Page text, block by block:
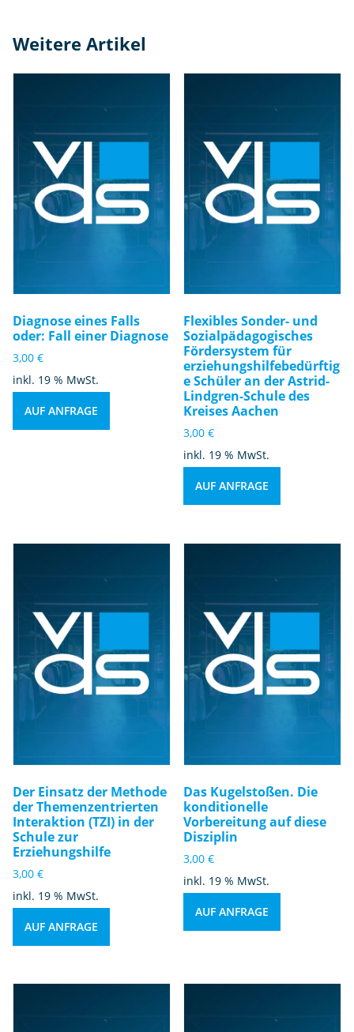
Weitere Artikel
Diagnose eines Falls
oder: Fall einer Diagnose
3,00 €
inkl. 19 % MwSt.
AUF ANFRAGE
Flexibles Sonder- und
Sozialpädagogisches
Fördersystem für
erziehungshilfebedürftig
e Schüler an der Astrid-
Lindgren-Schule des
Kreises Aachen
3,00€
inkl. 19 % MwSt.
AUF ANFRAGE
Der Einsatz der Methode
der Themenzentrierten
Interaktion (TZI) in der
Schule zur
Erziehungshilfe
3,00 €
inkl. 19 % MwSt.
AUF ANFRAGE
Das Kugelstoßen. Die
konditionelle
Vorbereitung auf diese
Disziplin
3,00€
inkl. 19 % MwSt.
AUF ANFRAGE